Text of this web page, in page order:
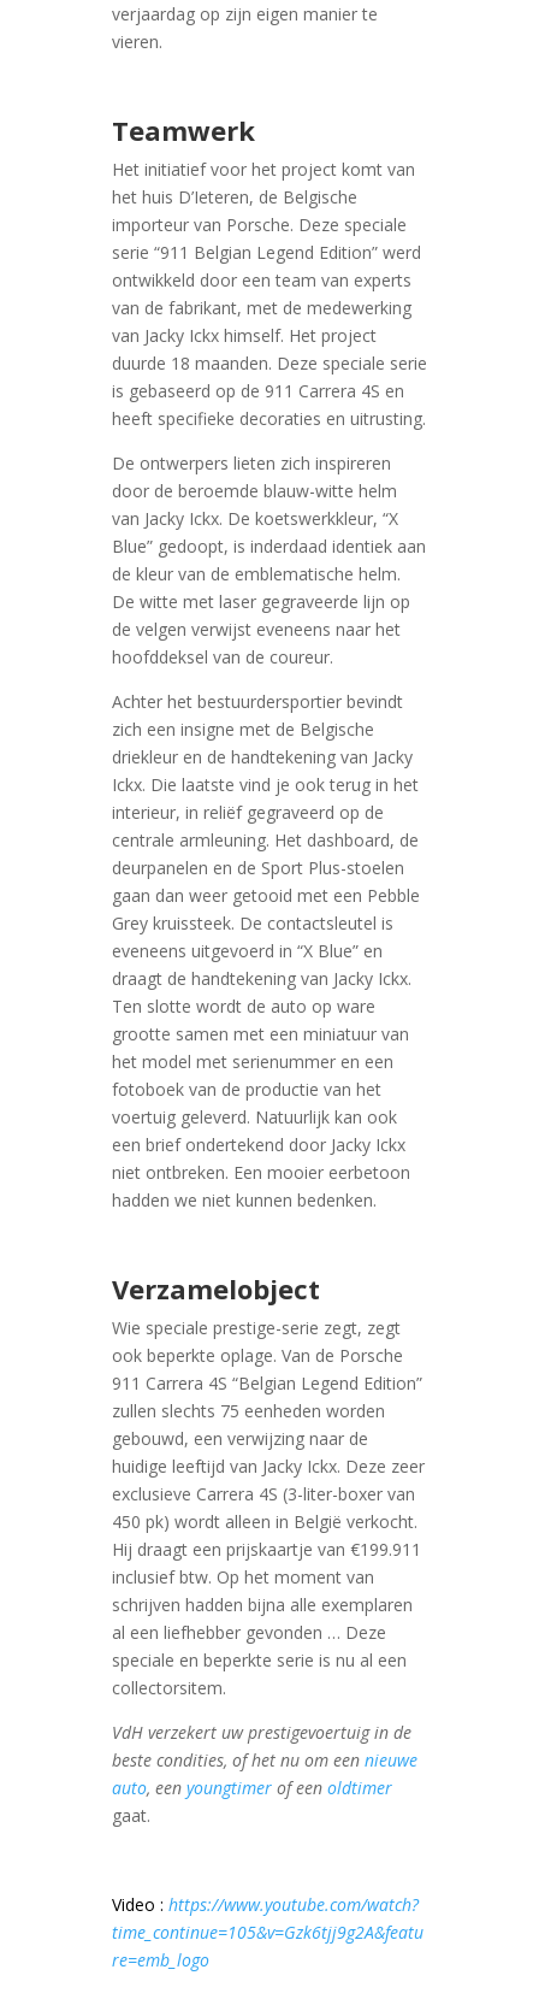
verjaardag op zijn eigen manier te
vieren.
Teamwerk
Het initiatief voor het project komt van
het huis D’Ieteren, de Belgische
importeur van Porsche. Deze speciale
serie “911 Belgian Legend Edition” werd
ontwikkeld door een team van experts
van de fabrikant, met de medewerking
van Jacky Ickx himself. Het project
duurde 18 maanden. Deze speciale serie
is gebaseerd op de 911 Carrera 4S en
heeft specifieke decoraties en uitrusting.
De ontwerpers lieten zich inspireren
door de beroemde blauw-witte helm
van Jacky Ickx. De koetswerkkleur, “X
Blue” gedoopt, is inderdaad identiek aan
de kleur van de emblematische helm.
De witte met laser gegraveerde lijn op
de velgen verwijst eveneens naar het
hoofddeksel van de coureur.
Achter het bestuurdersportier bevindt
zich een insigne met de Belgische
driekleur en de handtekening van Jacky
Ickx. Die laatste vind je ook terug in het
interieur, in reliëf gegraveerd op de
centrale armleuning. Het dashboard, de
deurpanelen en de Sport Plus-stoelen
gaan dan weer getooid met een Pebble
Grey kruissteek. De contactsleutel is
eveneens uitgevoerd in “X Blue” en
draagt de handtekening van Jacky Ickx.
Ten slotte wordt de auto op ware
grootte samen met een miniatuur van
het model met serienummer en een
fotoboek van de productie van het
voertuig geleverd. Natuurlijk kan ook
een brief ondertekend door Jacky Ickx
niet ontbreken. Een mooier eerbetoon
hadden we niet kunnen bedenken.
Verzamelobject
Wie speciale prestige-serie zegt, zegt
ook beperkte oplage. Van de Porsche
911 Carrera 4S “Belgian Legend Edition”
zullen slechts 75 eenheden worden
gebouwd, een verwijzing naar de
huidige leeftijd van Jacky Ickx. Deze zeer
exclusieve Carrera 4S (3-liter-boxer van
450 pk) wordt alleen in België verkocht.
Hij draagt een prijskaartje van €199.911
inclusief btw. Op het moment van
schrijven hadden bijna alle exemplaren
al een liefhebber gevonden … Deze
speciale en beperkte serie is nu al een
collectorsitem.
VdH verzekert uw prestigevoertuig in de
beste condities, of het nu om een nieuwe
auto, een youngtimerof een oldtimer
gaat.
Video : https://www.youtube.com/watch?
time_continue=105&v=Gzk6tjj9g2A&featu
re=emb_logo